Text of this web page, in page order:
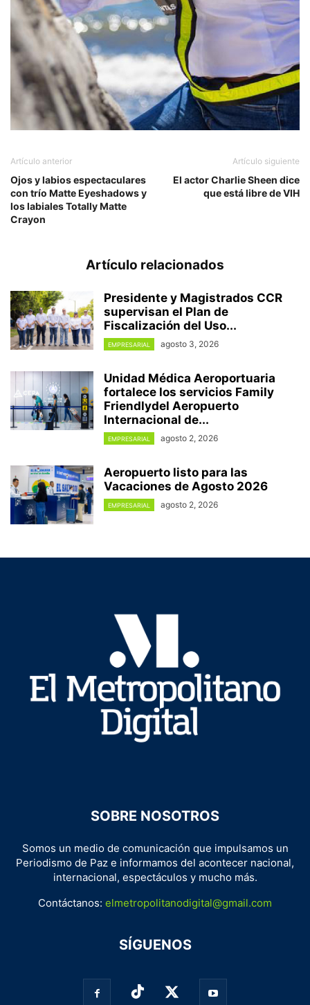
Artículo anterior
Ojos y labios espectaculares
con trío Matte Eyeshadows y
los labiales Totally Matte
Crayon
Artículo siguiente
El actor Charlie Sheen dice
que está libre de VIH
Artículo relacionados
Presidente y Magistrados CCR
supervisan el Plan de
Fiscalización del Uso...
EMPRESARIAL agosto 3, 2026
Unidad Médica Aeroportuaria
fortalece los servicios Family
Friendlydel Aeropuerto
Internacional de...
EMPRESARIAL agosto 2, 2026
Aeropuerto listo para las
Vacaciones de Agosto 2026
EMPRESARIAL agosto 2, 2026
SOBRE NOSOTROS
Somos un medio de comunicación que impulsamos un
Periodismo de Paz e informamos del acontecer nacional,
internacional, espectáculos y mucho más.
Contáctanos: elmetropolitanodigital@gmail.com
SÍGUENOS